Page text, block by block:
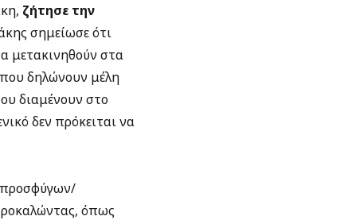
ζήτησε την
σημείωσε ότι
μετακινηθούν στα
δηλώνουν μέλη
διαμένουν στο
δεν πρόκειται να
προσφύγων/
όπως